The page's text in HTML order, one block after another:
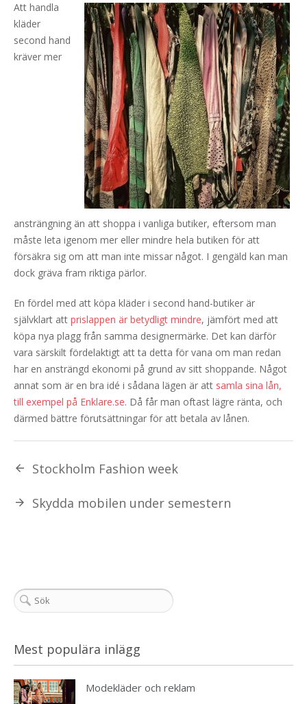
Att handla
kläder
second hand
kräver mer
ansträngning än att shoppa i vanliga butiker, eftersom man
måste leta igenom mer eller mindre hela butiken för att
försäkra sig om att man inte missar något. I gengäld kan man
dock gräva fram riktiga pärlor.
En fördel med att köpa kläder i second hand-butiker är
självklart att prislappen är betydligt mindre, jämfört med att
köpa nya plagg från samma designermärke. Det kan därför
vara särskilt fördelaktigt att ta detta för vana om man redan
har en ansträngd ekonomi på grund av sitt shoppande. Något
annat som är en bra idé i sådana lägen är att samla sina lån,
till exempel på Enklare.se. Då får man oftast lägre ränta, och
därmed bättre förutsättningar för att betala av lånen.
Stockholm Fashion week
Skydda mobilen under semestern
Mest populära inlägg
Modekläder och reklam